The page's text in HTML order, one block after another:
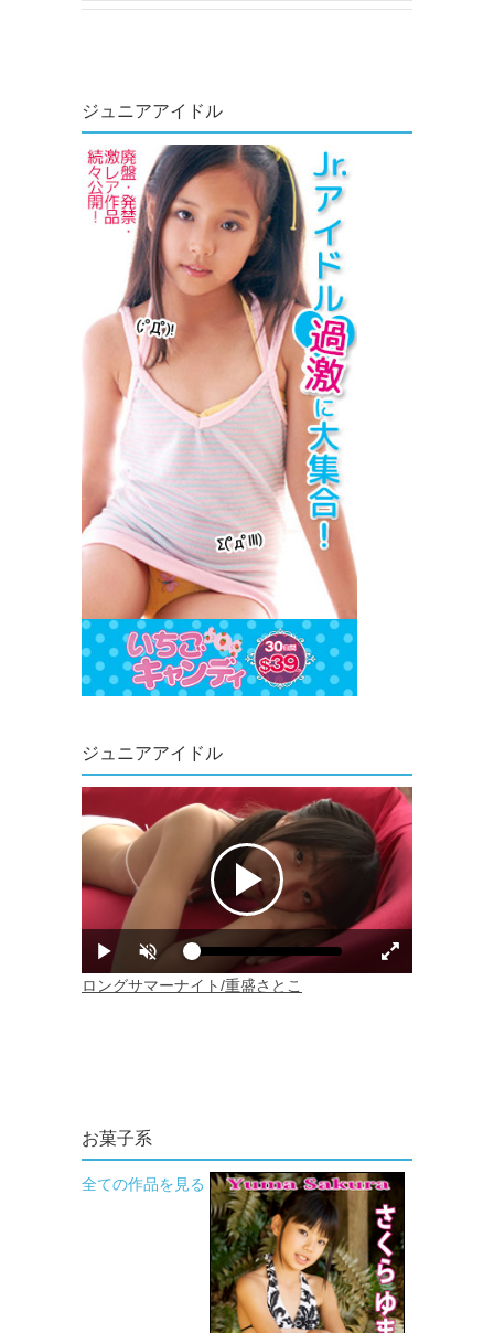
ジュニアアイドル
ジュニアアイドル
お菓子系
全ての作品を見る